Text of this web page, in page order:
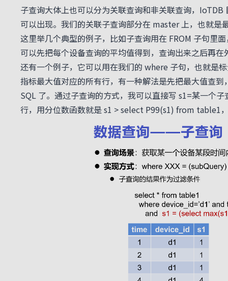
子查询大体上也可以分为关联查询和非关联查询，IoTDB
可以出现。我们的关联子查询部分在 master 上，也就
这里举几个典型的例子，比如子查询用在 FROM 子句里
可以先把每个设备查询的平均值得到，查询出来之后再
还有一个例子，它可以用在我们的 where 子句，也就是
指标最大值对应的所有行，有一种解法是先把最大值查
SQL 了。通过子查询的方式，我可以直接写 s1=某一个
行，用分位数函数就是 s1 > select P99(s1) from table1